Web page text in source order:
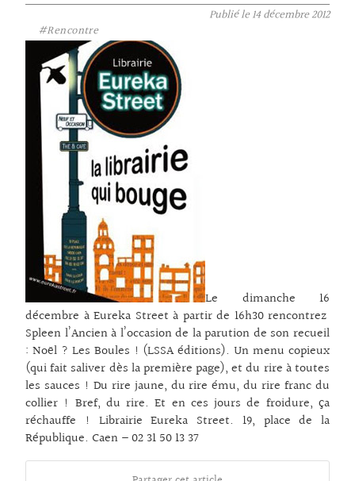
Publié le14 décembre 2012
#Rencontre
Le dimanche 16
décembre à Eureka Street à partir de 16h30 rencontrez
Spleen l’Ancien à l’occasion de la parution de son recueil
: Noël ? Les Boules ! (LSSA éditions). Un menu copieux
(qui fait saliver dès la première page), et du rire à toutes
les sauces ! Du rire jaune, du rire ému, du rire franc du
collier ! Bref, du rire. Et en ces jours de froidure, ça
réchauffe ! Librairie Eureka Street. 19, place de la
République. Caen – 02 31 50 13 37